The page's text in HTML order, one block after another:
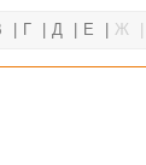
Г Д Е Ж